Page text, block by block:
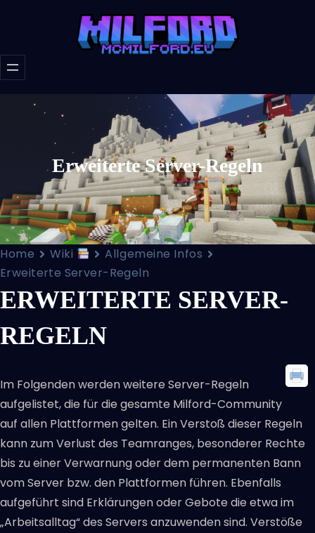
Erweiterte Server-Regeln
Home Wiki
Allgemeine Infos
Erweiterte Server-Regeln
ERWEITERTE SERVER-
REGELN
Im Folgenden werden weitere Server-Regeln
aufgelistet, die für die gesamte Milford-Community
auf allen Plattformen gelten. Ein Verstoß dieser Regeln
kann zum Verlust des Teamranges, besonderer Rechte
bis zu einer Verwarnung oder dem permanenten Bann
vom Server bzw. den Plattformen führen. Ebenfalls
aufgeführt sind Erklärungen oder Gebote die etwa im
„Arbeitsalltag“ des Servers anzuwenden sind. Verstöße